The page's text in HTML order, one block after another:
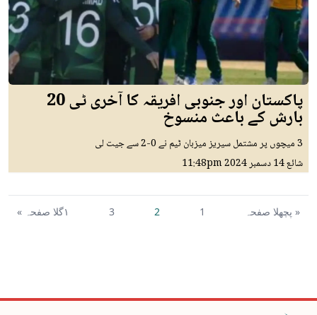
پاکستان اور جنوبی افریقہ کا آخری ٹی 20
بارش کے باعث منسوخ
3 میچوں پر مشتمل سیریز میزبان ٹیم نے 0-2 سے جیت لی
شائع14 دسمبر 2024 11:48pm
« پچھلا صفحہ 1
2
3 ١گلا صفحہ »